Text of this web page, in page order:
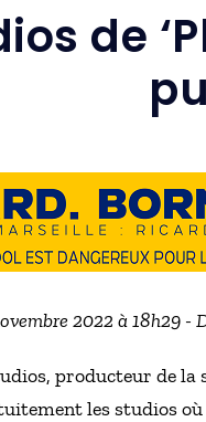
de
2022 à 18h29 -
producteur de la
les studios où